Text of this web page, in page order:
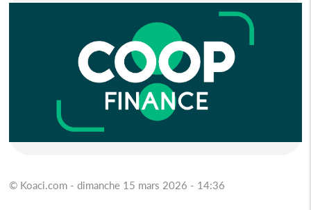
© Koaci.com - dimanche 15 mars 2026 - 14:36